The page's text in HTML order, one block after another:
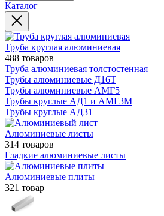
Каталог
Труба круглая алюминиевая
488 товаров
Труба алюминиевая толстостенная
Трубы алюминиевые Д16Т
Трубы алюминиевые АМГ5
Трубы круглые АД1 и АМГ3М
Трубы круглые АД31
Алюминиевые листы
314 товаров
Гладкие алюминиевые листы
Алюминиевые плиты
321 товар